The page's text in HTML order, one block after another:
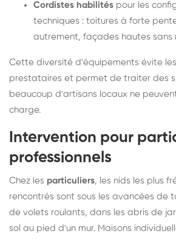
Cordistes habilités pour les
techniques : toitures à forte
autrement, façades hautes sans
Cette diversité d'équipements évite
prestataires et permet de traiter des
beaucoup d'artisans locaux ne
charge.
Intervention pour
professionnels
Chez les particuliers, les nids les plus
rencontrés sont sous les avancées de
de volets roulants, dans les abris de
sol au pied d'un mur. Maisons